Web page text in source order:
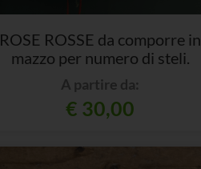
ROSE ROSSE da comporre in
mazzo per numero di steli.
A partire da:
€ 30,00